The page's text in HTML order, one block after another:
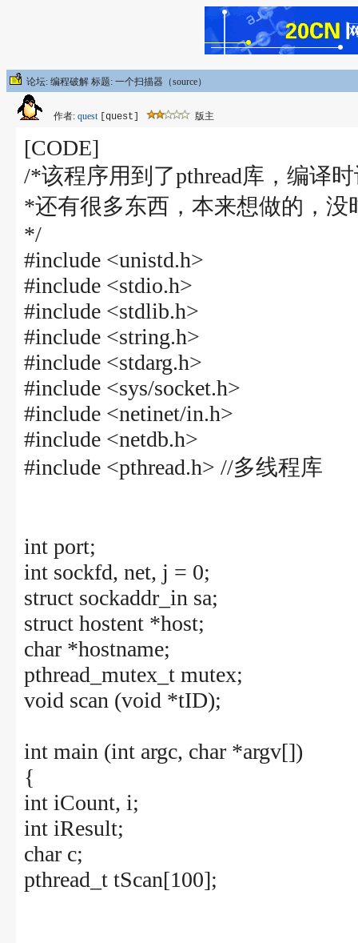
论坛: 编程破解 标题: 一个扫描器（source）
作者: quest [quest] 版主
[CODE]
/*该程序用到了pthread库，编译
*还有很多东西，本来想做的，没
*/
#include <unistd.h>
#include <stdio.h>
#include <stdlib.h>
#include <string.h>
#include <stdarg.h>
#include <sys/socket.h>
#include <netinet/in.h>
#include <netdb.h>
#include <pthread.h> //多线程库
int port;
int sockfd, net, j = 0;
struct sockaddr_in sa;
struct hostent *host;
char *hostname;
pthread_mutex_t mutex;
void scan (void *tID);
int main (int argc, char *argv[])
{
int iCount, i;
int iResult;
char c;
pthread_t tScan[100];